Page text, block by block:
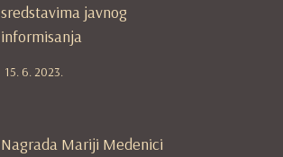
sredstavima javnog
informisanja
15. 6. 2023.
Nagrada Mariji Medenici